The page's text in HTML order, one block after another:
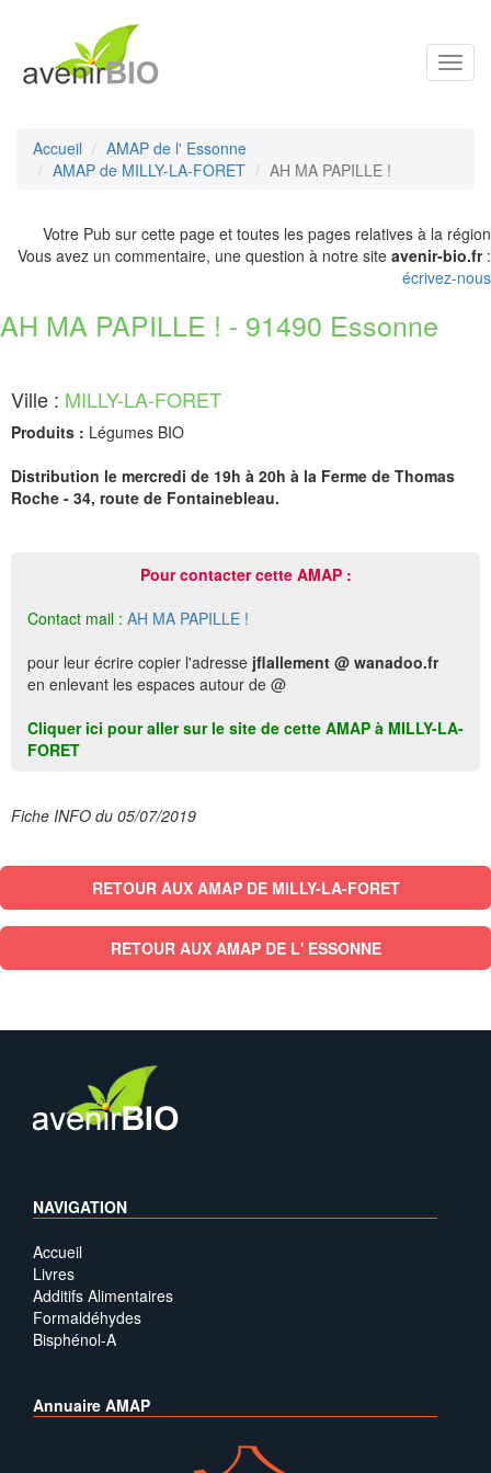
Accueil
AMAP de l' Essonne
AMAP de MILLY-LA-FORET
AH MA PAPILLE !
Votre Pub sur cette page et toutes les pages relatives à la région
Vous avez un commentaire, une question à notre site avenir-bio.fr:
écrivez-nous
AH MA PAPILLE ! - 91490 Essonne
Ville : MILLY-LA-FORET
Produits : Légumes BIO
Distribution le mercredi de 19h à 20h à la Ferme de Thomas
Roche - 34, route de Fontainebleau.
Pour contacter cette AMAP :
Contact mail : AH MA PAPILLE !
pour leur écrire copier l'adresse jflallement @ wanadoo.fr
en enlevant les espaces autour de @
Cliquer ici pour aller sur le site de cette AMAP à MILLY-LA-
FORET
Fiche INFO du 05/07/2019
RETOUR AUX AMAP DE MILLY-LA-FORET
RETOUR AUX AMAP DE L' ESSONNE
NAVIGATION
Accueil
Livres
Additifs Alimentaires
Formaldéhydes
Bisphénol-A
Annuaire AMAP